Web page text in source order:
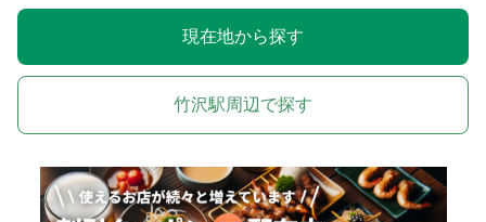
現在地から探す
竹沢駅周辺で探す